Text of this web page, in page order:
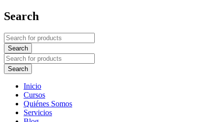
Search
Inicio
Cursos
Quiénes Somos
Servicios